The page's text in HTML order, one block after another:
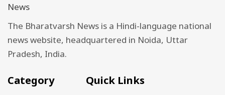
The Bharatvarsh News is a Hindi-language national
news website, headquartered in Noida, Uttar
Pradesh, India.
Category Quick Links